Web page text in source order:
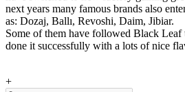
next years many famous brands also
as: Dozaj, Ballı, Revoshi, Daim, Jibiar.
Some of them have followed Black Leaf
done it successfully with a lots of nice
+